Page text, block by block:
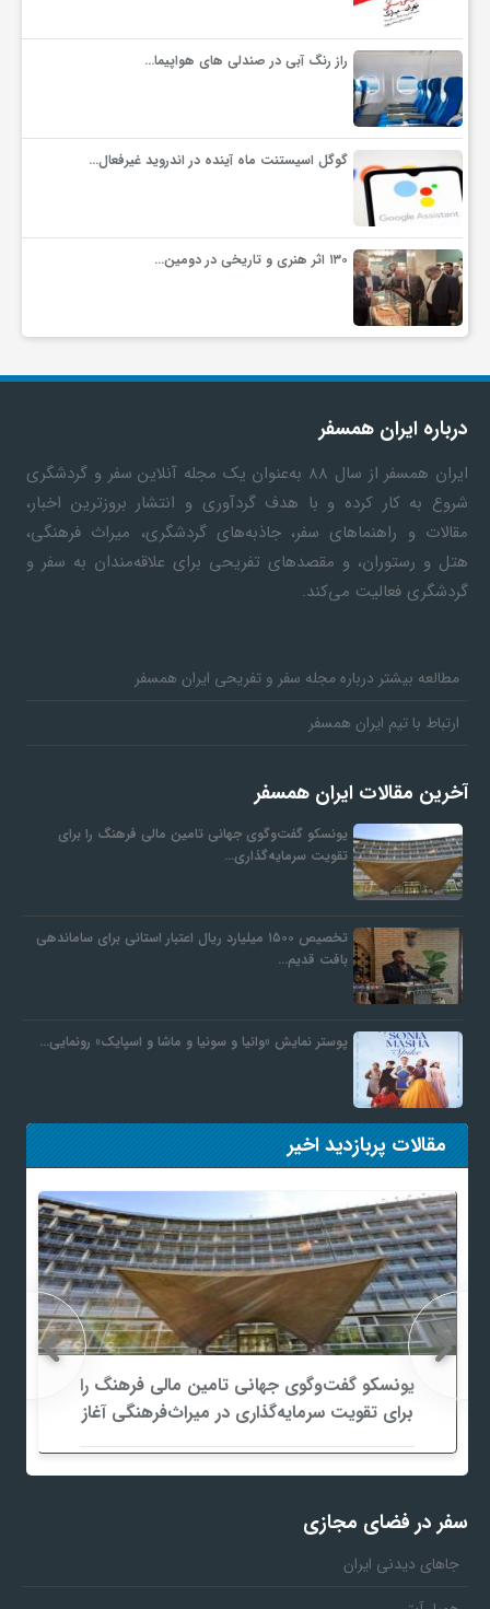
راز رنگ آبی در صندلی های هواپیما…
گوگل اسیستنت ماه آینده در اندروید غیرفعال…
۱۳۰ اثر هنری و تاریخی در دومین…
درباره ایران همسفر
ایران همسفر
از سال ۸۸ به‎‌عنوان یک مجله آنلاین سفر و گردشگری
شروع به کار کرده و با هدف گردآوری و انتشار بروزترین اخبار،
مقالات و راهنماهای سفر، جاذبه‌های گردشگری، میراث فرهنگی،
هتل و رستوران، و مقصدهای تفریحی برای علاقه‌مندان به سفر و
گردشگری فعالیت می‌کند.
مطالعه بیشتر درباره مجله سفر و تفریحی ایران همسفر
ارتباط با تیم ایران همسفر
آخرین مقالات ایران همسفر
یونسکو گفت‌وگوی جهانی تامین مالی فرهنگ را برای
تقویت سرمایه‌گذاری…
تخصیص ۱۵۰۰ میلیارد ریال اعتبار استانی برای ساماندهی
بافت قدیم…
پوستر نمایش «وانیا و سونیا و ماشا و اسپایک» رونمایی…
مقالات پربازدید اخیر
یونسکو گفت‌وگوی جهانی تامین مالی فرهنگ را
برای تقویت سرمایه‌گذاری در میراث‌فرهنگی آغاز
کرد/ طراحی نظام نوین برای صنایع خلاق
سفر در فضای مجازی
جاهای دیدنی ایران